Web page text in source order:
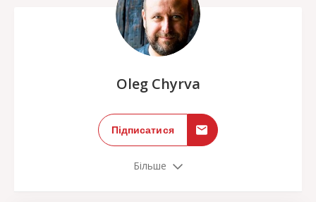
Oleg Chyrva
Підписатися
Більше